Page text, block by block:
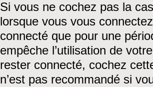
Si vous ne cochez pas la
lorsque vous vous
connecté que pour une
empêche l’utilisation de
rester connecté, cochez
n’est pas recommandé si